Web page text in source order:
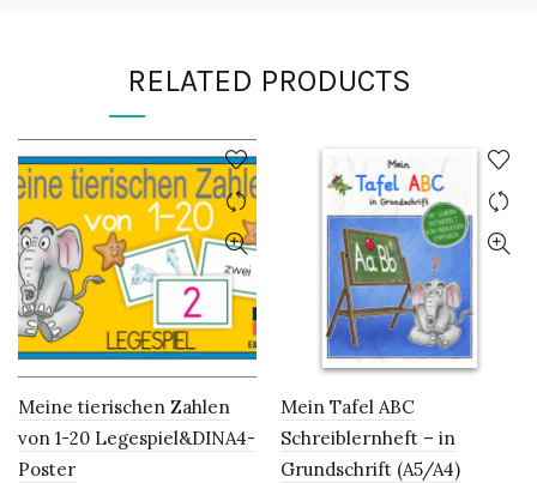
RELATED PRODUCTS
Meine tierischen Zahlen
von 1-20 Legespiel&DINA4-
Poster
Mein Tafel ABC
Schreiblernheft – in
Grundschrift (A5/A4)